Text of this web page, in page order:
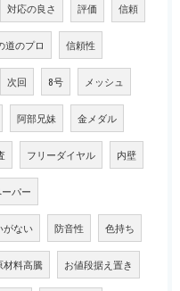
対応の良さ 評価 信頼
道のプロ 信頼性
次回 8号 メッシュ
阿部兄妹 金メダル
フリーダイヤル 内壁
パー
がない 防音性 色持ち
材料高騰 お値段据え置き